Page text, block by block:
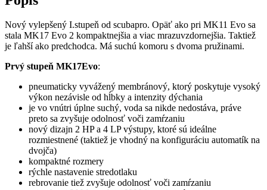
Nový vylepšený I.stupeň od scubapro. Opäť ako pri MK11 Evo sa
stala MK17 Evo 2 kompaktnejšia a viac mrazuvzdornejšia. Taktiež
je ľahší ako predchodca. Má suchú komoru s dvoma pružinami.
Prvý stupeň MK17Evo:
pneumaticky vyvážený membránový, ktorý poskytuje vysoký
výkon nezávisle od hĺbky a intenzity dýchania
je vo vnútri úplne suchý, voda sa nikde nedostáva, práve
preto sa zvyšuje odolnosť voči zamŕzaniu
nový dizajn 2 HP a 4 LP výstupy, ktoré sú ideálne
rozmiestnené (taktiež je vhodný na konfiguráciu automatík na
dvojča)
kompaktné rozmery
rýchle nastavenie stredotlaku
rebrovanie tiež zvyšuje odolnosť voči zamŕzaniu